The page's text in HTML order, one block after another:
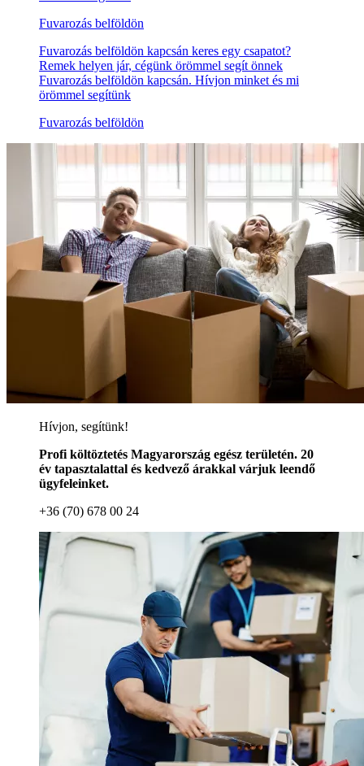
Fuvarozás belföldön
Fuvarozás belföldön kapcsán keres egy csapatot?
Remek helyen jár, cégünk örömmel segít önnek
Fuvarozás belföldön kapcsán. Hívjon minket és mi
örömmel segítünk
Fuvarozás belföldön
Hívjon, segítünk!
Profi költöztetés Magyarország egész területén. 20
év tapasztalattal és kedvező árakkal várjuk leendő
ügyfeleinket.
+36 (70) 678 00 24